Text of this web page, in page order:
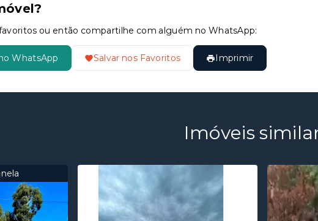
ou então compartilhe com alguém no WhatsApp:
WhatsApp Salvar nos Favoritos Imprimir
Imóveis